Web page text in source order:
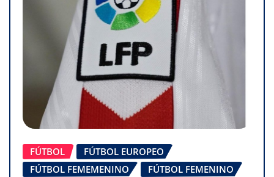
FÚTBOL
FÚTBOL EUROPEO
FÚTBOL FEMEMENINO
FÚTBOL FEMENINO